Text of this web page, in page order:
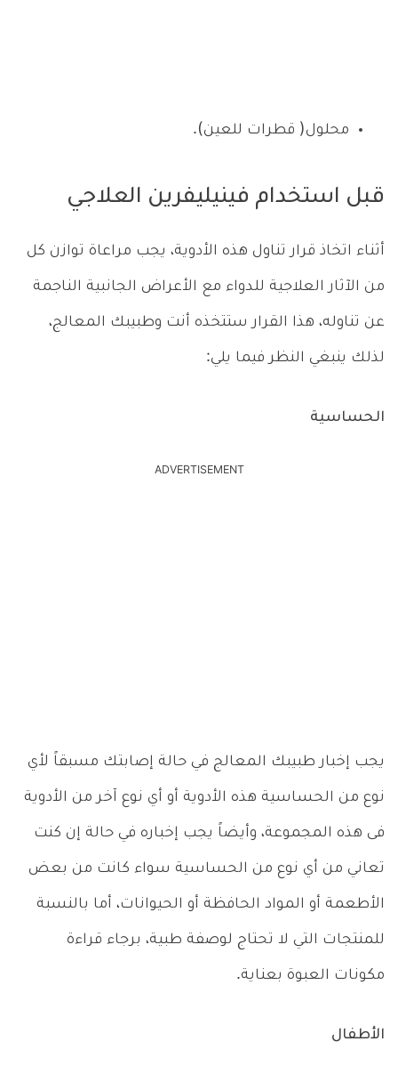
محلول( قطرات للعين).
قبل استخدام فينيليفرين العلاجي
أثناء اتخاذ قرار تناول هذه الأدوية، يجب مراعاة توازن كل
من الآثار العلاجية للدواء مع الأعراض الجانبية الناجمة
عن تناوله، هذا القرار ستتخذه أنت وطبيبك المعالج،
لذلك ينبغي النظر فيما يلي:
الحساسية
ADVERTISEMENT
يجب إخبار طبيبك المعالج في حالة إصابتك مسبقاً لأي
نوع من الحساسية هذه الأدوية أو أي نوع آخر من الأدوية
فى هذه المجموعة، وأيضاً يجب إخباره في حالة إن كنت
تعاني من أي نوع من الحساسية سواء كانت من بعض
الأطعمة أو المواد الحافظة أو الحيوانات، أما بالنسبة
للمنتجات التي لا تحتاج لوصفة طبية، برجاء قراءة
مكونات العبوة بعناية.
الأطفال